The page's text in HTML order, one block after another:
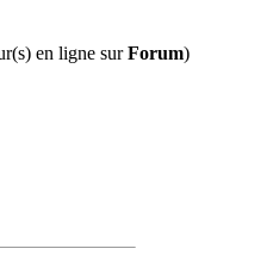
en ligne surForum)